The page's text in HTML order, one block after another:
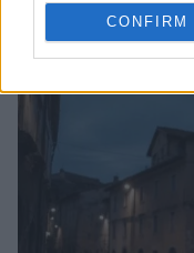
CONFIRM
solo
Andrea Conforti · 9 Ago 2026